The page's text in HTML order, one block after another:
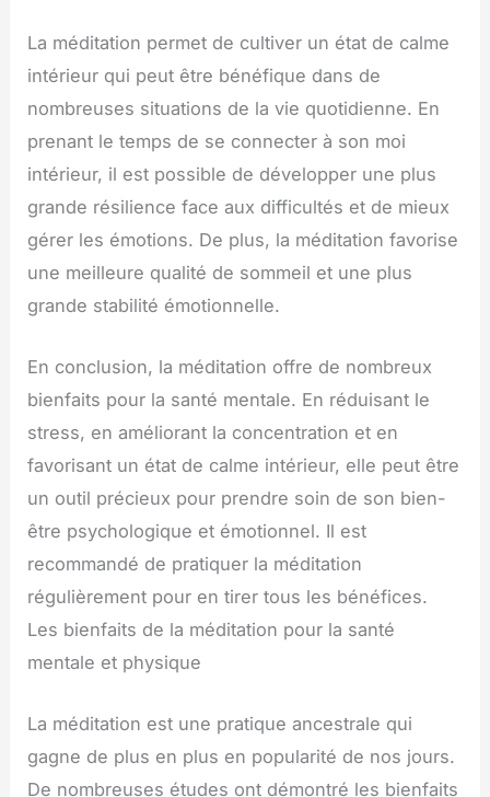
La méditation permet de cultiver un état de calme
intérieur qui peut être bénéfique dans de
nombreuses situations de la vie quotidienne. En
prenant le temps de se connecter à son moi
intérieur, il est possible de développer une plus
grande résilience face aux difficultés et de mieux
gérer les émotions. De plus, la méditation favorise
une meilleure qualité de sommeil et une plus
grande stabilité émotionnelle.
En conclusion, la méditation offre de nombreux
bienfaits pour la santé mentale. En réduisant le
stress, en améliorant la concentration et en
favorisant un état de calme intérieur, elle peut être
un outil précieux pour prendre soin de son bien-
être psychologique et émotionnel. Il est
recommandé de pratiquer la méditation
régulièrement pour en tirer tous les bénéfices.
Les bienfaits de la méditation pour la santé
mentale et physique
La méditation est une pratique ancestrale qui
gagne de plus en plus en popularité de nos jours.
De nombreuses études ont démontré les bienfaits